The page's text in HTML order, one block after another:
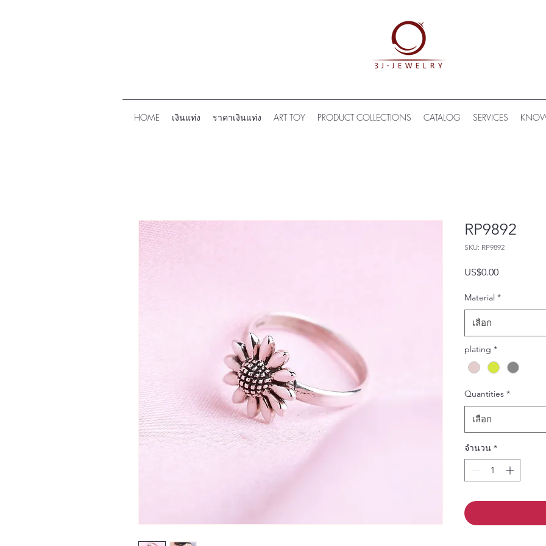
HOME เงินแท่ง ราคาเงินแท่ง ART TOY PRODUCT COLLECTIONS CATALOG SERVICES
RP9892
SKU: RP9892
US$0.00ราคา
Material *
เลือก
plating *
Quantities *
เลือก
จำนวน *